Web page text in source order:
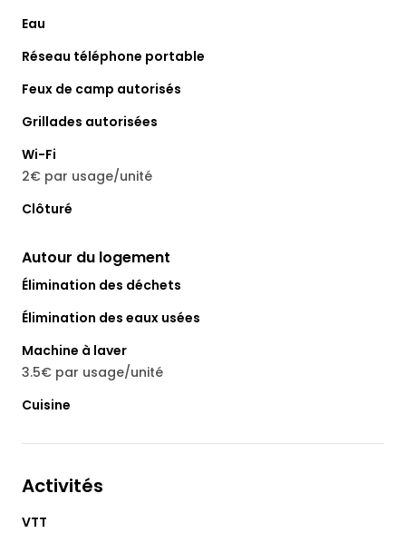
Eau
Réseau téléphone portable
Feux de camp autorisés
Grillades autorisées
Wi-Fi
2€ par usage/unité
Clôturé
Autour du logement
Élimination des déchets
Élimination des eaux usées
Machine à laver
3.5€ par usage/unité
Cuisine
Activités
VTT